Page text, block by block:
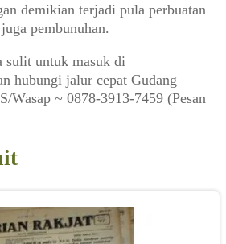
demikian terjadi pula perbuatan
pembunuhan.
sulit untuk masuk di
hubungi jalur cepat Gudang
Wasap ~ 0878-3913-7459 (Pesan